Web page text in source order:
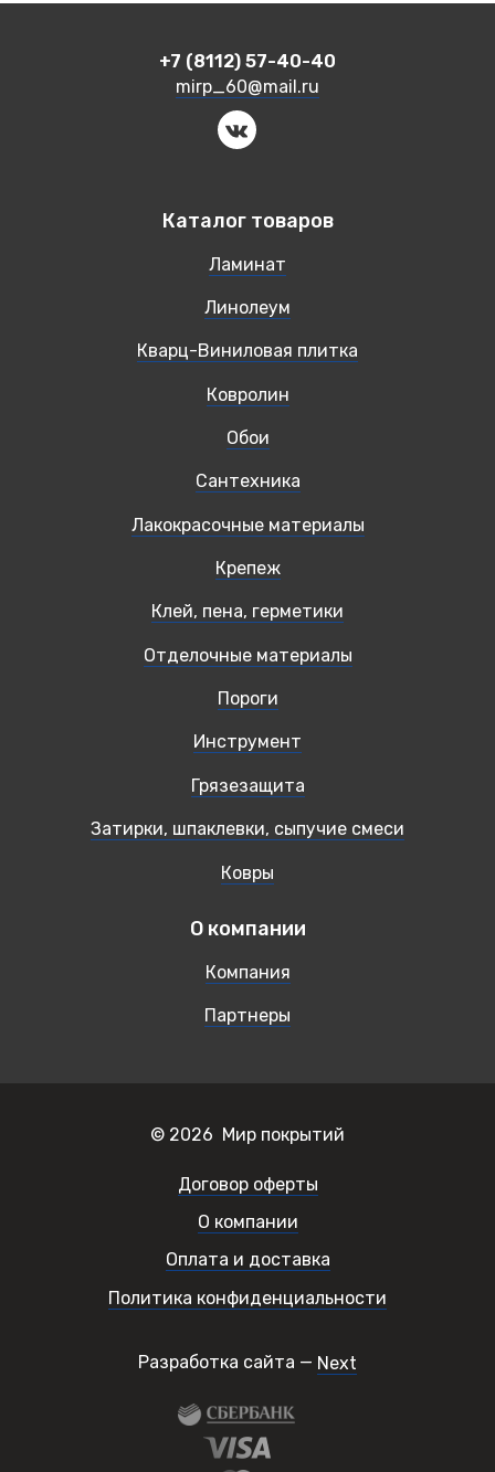
+7 (8112) 57-40-40
mirp_60@mail.ru
Каталог товаров
Ламинат
Линолеум
Кварц-Виниловая плитка
Ковролин
Обои
Сантехника
Лакокрасочные материалы
Крепеж
Клей, пена, герметики
Отделочные материалы
Пороги
Инструмент
Грязезащита
Затирки, шпаклевки, сыпучие смеси
Ковры
О компании
Компания
Партнеры
© 2026 Мир покрытий
Договор оферты
О компании
Оплата и доставка
Политика конфиденциальности
Разработка сайта — Next